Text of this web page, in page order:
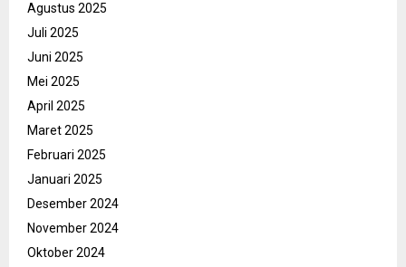
Agustus 2025
Juli 2025
Juni 2025
Mei 2025
April 2025
Maret 2025
Februari 2025
Januari 2025
Desember 2024
November 2024
Oktober 2024